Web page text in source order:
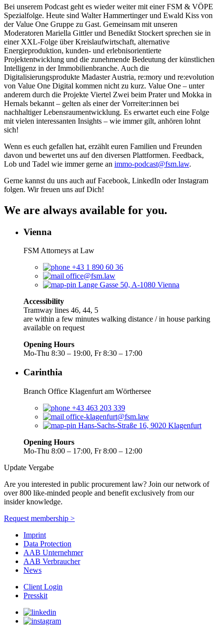
Bei unserem Podcast geht es wieder weiter mit einer FSM & VÖPE
Spezialfolge. Heute sind Walter Hammertinger und Ewald Kiss von
der Value One Gruppe zu Gast. Gemeinsam mit unseren
Moderatoren Mariella Gittler und Benedikt Stockert sprechen sie in
einer XXL-Folge über Kreislaufwirtschaft, alternative
Energieproduktion, kunden- und erlebnisorientierte
Projektentwicklung und die zunehmende Bedeutung der künstlichen
Intelligenz in der Immobilienbranche. Auch die
Digitalisierungsprodukte Madaster Austria, re:mory und re:evolution
von Value One Digital kommen nicht zu kurz. Value One – unter
anderem durch die Projekte Viertel Zwei beim Prater und Mokka in
Hernals bekannt – gelten als einer der Vorreiter:innen bei
nachhaltiger Lebensraumentwicklung. Es erwartet euch eine Folge
mit vielen interessanten Insights – wie immer gilt, anhören lohnt
sich!
Wenn es euch gefallen hat, erzählt euren Familien und Freunden
davon und bewertet uns auf den diversen Plattformen. Feedback,
Lob und Tadel wie immer gerne an immo-podcast@fsm.law.
Gerne kannst du uns auch auf Facebook, LinkedIn oder Instagram
folgen. Wir freuen uns auf Dich!
We are always available for you.
Vienna
FSM Attorneys at Law
+43 1 890 60 36
office@fsm.law
Lange Gasse 50, A-1080 Vienna
Accessibility
Tramway lines 46, 44, 5
are within a few minutes walking distance / in house parking
available on request
Opening Hours
Mo-Thu 8:30 – 19:00, Fr 8:30 – 17:00
Carinthia
Branch Office Klagenfurt am Wörthersee
+43 463 203 339
office-klagenfurt@fsm.law
Hans-Sachs-Straße 16, 9020 Klagenfurt
Opening Hours
Mo-Thu 8:00 – 17:00, Fr 8:00 – 12:00
Update Vergabe
Are you interested in public procurement law? Join our network of
over 800 like-minded people and benefit exclusively from our
insider knowledge.
Request membership >
Imprint
Data Protection
AAB Unternehmer
AAB Verbraucher
News
Client Login
Presskit